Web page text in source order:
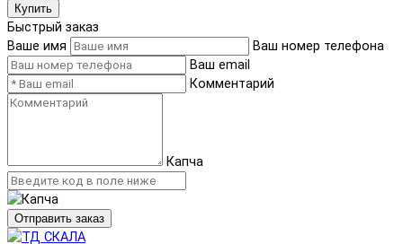
Купить
Быстрый заказ
Ваше имя
Ваш номер телефона
Ваш email
Комментарий
Капча
Отправить заказ